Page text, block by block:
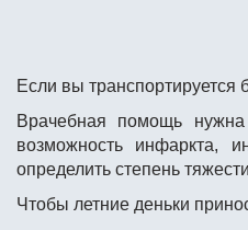
Если вы транспортируется
Врачебная помощь
возможность инфаркта,
определить степень
Чтобы летние деньки